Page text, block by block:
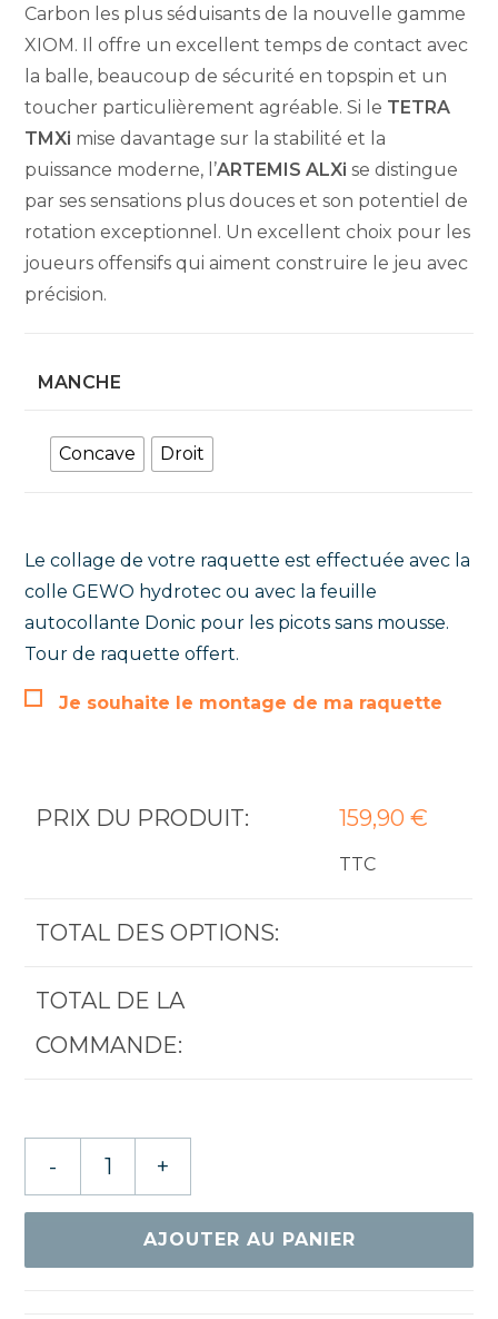
Carbon les plus séduisants de la nouvelle gamme
XIOM. Il offre un excellent temps de contact avec
la balle, beaucoup de sécurité en topspin et un
toucher particulièrement agréable. Si le TETRA
TMXi mise davantage sur la stabilité et la
puissance moderne, l’ARTEMIS ALXi se distingue
par ses sensations plus douces et son potentiel de
rotation exceptionnel. Un excellent choix pour les
joueurs offensifs qui aiment construire le jeu avec
précision.
MANCHE
Concave Droit
Le collage de votre raquette est effectuée avec la
colle GEWO hydrotec ou avec la feuille
autocollante Donic pour les picots sans mousse.
Tour de raquette offert.
Je souhaite le montage de ma raquette
PRIX DU PRODUIT: 159,90€
TTC
TOTAL DES OPTIONS:
TOTAL DE LA
COMMANDE:
- +
AJOUTER AU PANIER